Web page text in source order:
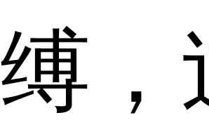
缚，